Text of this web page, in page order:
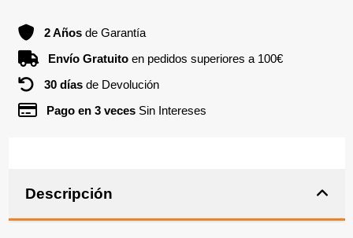
2 Añosde Garantía
Envío Gratuitoen pedidos superiores a 100€
30 díasde Devolución
Pago en 3 vecesSin Intereses
Descripción